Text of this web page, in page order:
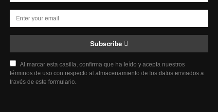
Subscribe
Al marcar esta casilla, confirma que ha leído y acepta nuestros
términos de uso con respecto al almacenamiento de los datos enviados a
través de este formulario.